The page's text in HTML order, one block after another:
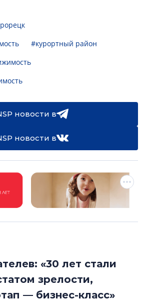
#курортный район
новости в
новости в
«30 лет стали
зрелости,
— бизнес-класс»